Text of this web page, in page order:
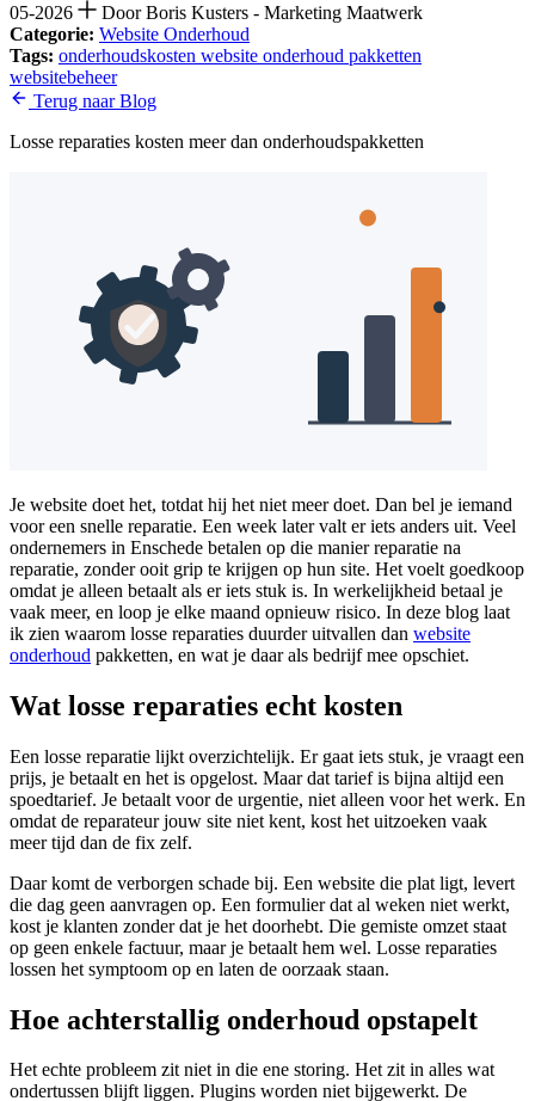
05-2026
Door Boris Kusters - Marketing Maatwerk
Categorie: Website Onderhoud
Tags: onderhoudskosten website onderhoud pakketten
websitebeheer
Terug naar Blog
Losse reparaties kosten meer dan onderhoudspakketten
Je website doet het, totdat hij het niet meer doet. Dan bel je iemand
voor een snelle reparatie. Een week later valt er iets anders uit. Veel
ondernemers in Enschede betalen op die manier reparatie na
reparatie, zonder ooit grip te krijgen op hun site. Het voelt goedkoop
omdat je alleen betaalt als er iets stuk is. In werkelijkheid betaal je
vaak meer, en loop je elke maand opnieuw risico. In deze blog laat
ik zien waarom losse reparaties duurder uitvallen dan website
onderhoud pakketten, en wat je daar als bedrijf mee opschiet.
Wat losse reparaties echt kosten
Een losse reparatie lijkt overzichtelijk. Er gaat iets stuk, je vraagt een
prijs, je betaalt en het is opgelost. Maar dat tarief is bijna altijd een
spoedtarief. Je betaalt voor de urgentie, niet alleen voor het werk. En
omdat de reparateur jouw site niet kent, kost het uitzoeken vaak
meer tijd dan de fix zelf.
Daar komt de verborgen schade bij. Een website die plat ligt, levert
die dag geen aanvragen op. Een formulier dat al weken niet werkt,
kost je klanten zonder dat je het doorhebt. Die gemiste omzet staat
op geen enkele factuur, maar je betaalt hem wel. Losse reparaties
lossen het symptoom op en laten de oorzaak staan.
Hoe achterstallig onderhoud opstapelt
Het echte probleem zit niet in die ene storing. Het zit in alles wat
ondertussen blijft liggen. Plugins worden niet bijgewerkt. De